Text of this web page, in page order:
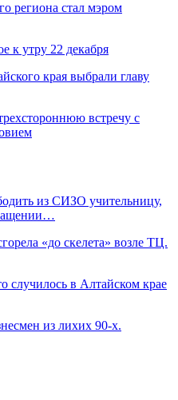
региона стал мэром
к утру 22 декабря
края выбрали главу
встречу с
из СИЗО учительницу,
«до скелета» возле ТЦ.
случилось в Алтайском крае
из лихих 90-х.